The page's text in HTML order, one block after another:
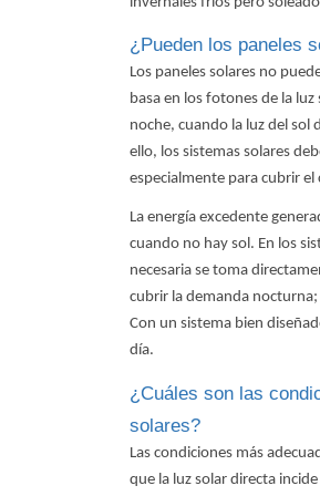
¿Pueden los paneles
Los paneles solares no
basa en los fotones de la
noche, cuando la luz del sol
ello, los sistemas solares
especialmente para cubrir
La energía excedente
cuando no hay sol. En los
necesaria se toma
cubrir la demanda
Con un sistema bien
día.
¿Cuáles son las
solares?
Las condiciones más
que la luz solar directa